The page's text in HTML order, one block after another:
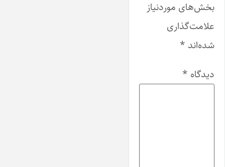
بخش‌های موردنیاز
علامت‌گذاری
شده‌اند *
دیدگاه *